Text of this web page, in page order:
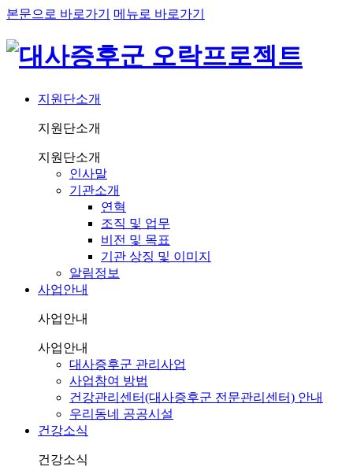
본문으로 바로가기 메뉴로 바로가기
지원단소개
지원단소개
지원단소개
인사말
기관소개
연혁
조직 및 업무
비전 및 목표
기관 상징 및 이미지
알림정보
사업안내
사업안내
사업안내
대사증후군 관리사업
사업참여 방법
건강관리센터(대사증후군 전문관리센터) 안내
우리동네 공공시설
건강소식
건강소식